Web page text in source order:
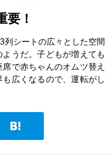
要！
列シートの広々とした空間
うだ。子どもが増えても
で赤ちゃんのオムツ替え
広くなるので、運転がし